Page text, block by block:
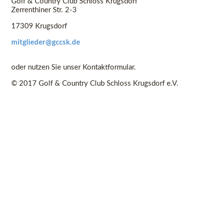
Zerrenthiner Str. 2-3
17309 Krugsdorf
mitglieder@gccsk.de
oder nutzen Sie unser Kontaktformular.
© 2017 Golf & Country Club Schloss Krugsdorf e.V.